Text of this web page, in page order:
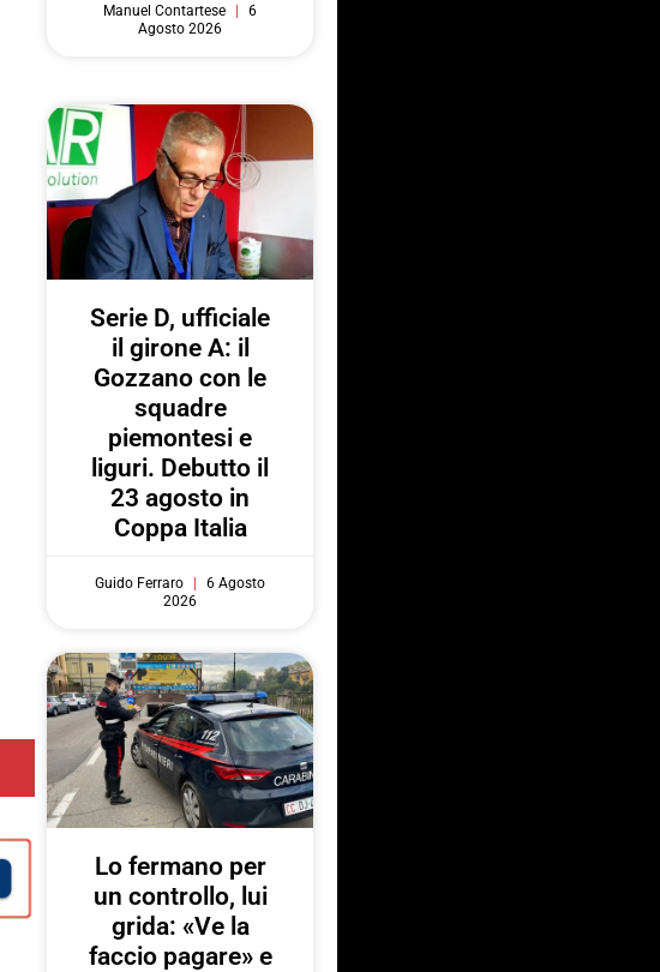
Manuel Contartese
6
Agosto 2026
Serie D, ufficiale
il girone A: il
Gozzano con le
squadre
piemontesi e
liguri. Debutto il
23 agosto in
Coppa Italia
Guido Ferraro
6 Agosto
2026
Lo fermano per
un controllo, lui
grida: «Ve la
faccio pagare» e